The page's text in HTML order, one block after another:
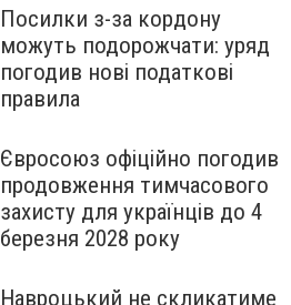
Посилки з-за кордону
можуть подорожчати: уряд
погодив нові податкові
правила
Євросоюз офіційно погодив
продовження тимчасового
захисту для українців до 4
березня 2028 року
Навроцький не скликатиме